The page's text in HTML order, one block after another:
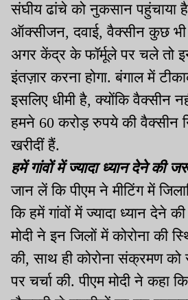
संघीय ढांचे को नुकसान पहुंचाया
ऑक्सीजन, दवाई, वैक्सीन कुछ भी
अगर केंद्र के फॉर्मूले पर चले तो
इंतज़ार करना होगा. बंगाल में
इसलिए धीमी है, क्योंकि वैक्सीन
हमने 60 करोड़ रुपये की वैक्सीन
खरीदीं हैं.
हमें गांवों में ज्यादा ध्यान देने की
जान लें कि पीएम ने मीटिंग में
कि हमें गांवों में ज्यादा ध्यान देने
मोदी ने इन जिलों में कोरोना की
की, साथ ही कोरोना संक्रमण को
पर चर्चा की. पीएम मोदी ने कहा